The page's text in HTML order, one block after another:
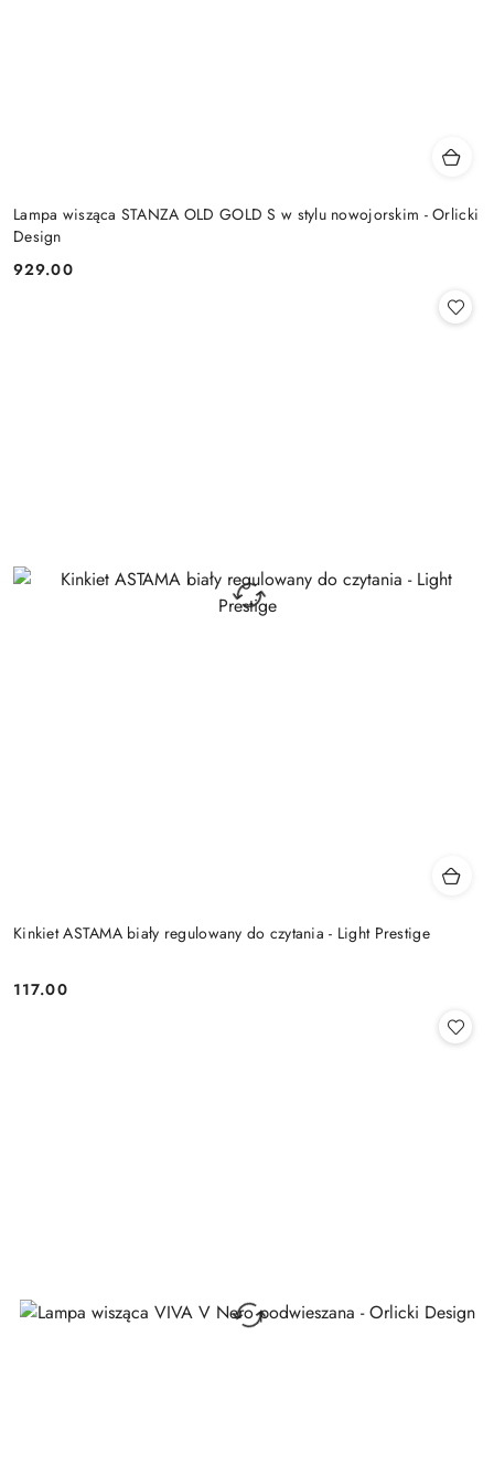
Lampa wisząca STANZA OLD GOLD S w stylu nowojorskim - Orlicki
Design
Cena:
929.00
Kinkiet ASTAMA biały regulowany do czytania - Light Prestige
Cena:
117.00